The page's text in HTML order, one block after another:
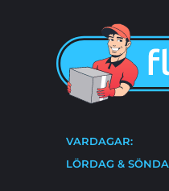
VARDAGAR:
LÖRDAG &